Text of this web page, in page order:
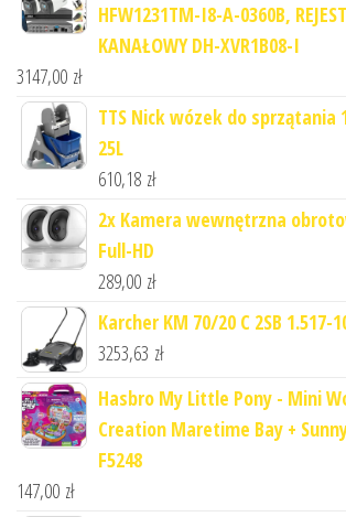
HFW1231TM-I8-A-0360B,
KANAŁOWY DH-XVR1B08-I
3147,00 zł
TTS Nick wózek do
25L
610,18 zł
2x Kamera wewnętrzna
Full-HD
289,00 zł
Karcher KM 70/20 C 2SB 1.517-
3253,63 zł
Hasbro My Little Pony - Mini
Creation Maretime Bay +
F5248
147,00 zł